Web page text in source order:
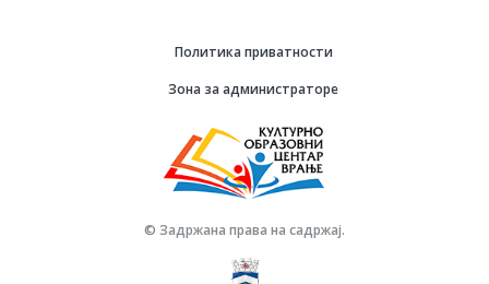
Политика приватности
Зона за администраторе
© Задржана права на садржај.